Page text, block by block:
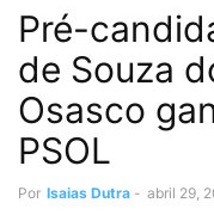
Pré-
de Souza
Osasco
PSOL
Por Isaias Dutra - abril 29,